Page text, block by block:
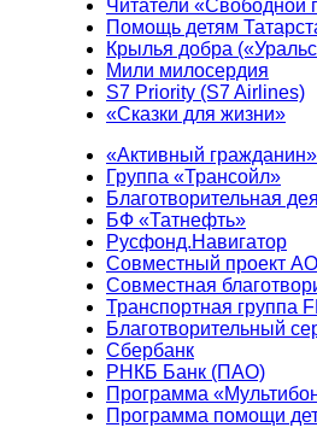
Читатели «Свободной
Помощь детям
Крылья добра
Мили милосердия
S7 Priority (S7 Airlines)
«Сказки для жизни»
«Активный
Группа «Трансойл»
Благотворительная
БФ «Татнефть»
Русфонд.Навигатор
Совместный проект
Совместная
Транспортная группа
Благотворительный
Сбербанк
РНКБ Банк (ПАО)
Программа
Программа помощи